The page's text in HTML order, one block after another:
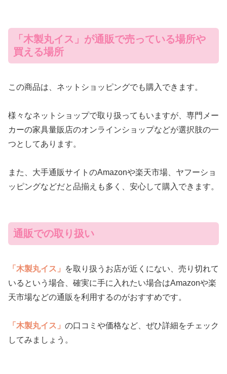
「木製丸イス」が通販で売っている場所や
買える場所
この商品は、ネットショッピングでも購入できます。
様々なネットショップで取り扱ってもいますが、専門メー
カーの家具量販店のオンラインショップなどが選択肢の一
つとしてあります。
また、大手通販サイトのAmazonや楽天市場、ヤフーショ
ッピングなどだと品揃えも多く、安心して購入できます。
通販での取り扱い
「木製丸イス」
を取り扱うお店が近くにない、売り切れて
いるという場合、確実に手に入れたい場合はAmazonや楽
天市場などの通販を利用するのがおすすめです。
「木製丸イス」 の口コミや価格など、ぜひ詳細をチェック
してみましょう。